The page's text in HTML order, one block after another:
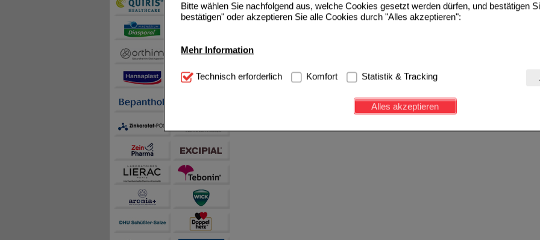
Bitte wählen Sie nachfolgend aus, welche Cookies gesetzt werden dürfen, und bestätigen
bestätigen" oder akzeptieren Sie alle Cookies durch "Alles akzeptieren":
Mehr Information
Technisch Notwendig: Hierbei handelt es sich um Cookies, die für die Grundfunktionen
notwendig sind (z.B. Navigation, Warenkorb, Kundenkonto), weshalb auf diese nicht
Diese Cookies werden genutzt um das Einkaufserlebnis noch ansprechender zu
beispielsweise für die Wiedererkennung des Besuchers oder unsere Seite an bevorzugte
sammeln, mit deren Hilfe wir unsere Website weiter für Sie optimieren können, den Inhalt
auch die Werbung auf Drittseiten möglichst relevant für Sie zu gestalten. Bitte beachten Sie,
teilweise an Dritte wie z.B. Google oder soziale Medien übertragen werden.
Technisch erforderlich Komfort Statistik & Tracking
Alles akzeptieren